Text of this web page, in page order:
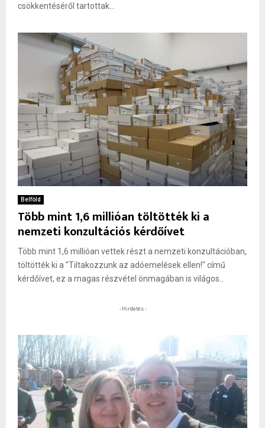
csökkentéséről tartottak...
Belföld
Több mint 1,6 millióan töltötték ki a
nemzeti konzultációs kérdőívet
Több mint 1,6 millióan vettek részt a nemzeti konzultációban,
töltötték ki a "Tiltakozzunk az adóemelések ellen!" című
kérdőívet, ez a magas részvétel önmagában is világos...
- Hirdetés -